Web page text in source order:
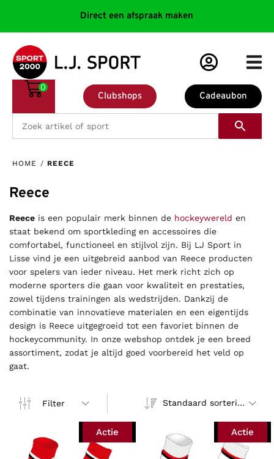
Direct een afspraak maken
Cadeaubon
Clubshops
0
HOME / REECE
Reece
Reece is een populair merk binnen de hockeywereld en
staat bekend om sportkleding en accessoires die
comfortabel, functioneel en stijlvol zijn. Bij LJ Sport in
Lisse vind je een uitgebreid aanbod van Reece producten
voor spelers van ieder niveau. Het merk richt zich op
moderne sporters die gaan voor kwaliteit en prestaties,
zowel tijdens trainingen als wedstrijden. Dankzij de
combinatie van innovatieve materialen en een eigentijds
design is Reece uitgegroeid tot een favoriet binnen de
hockeycommunity. In onze webshop ontdek je een breed
assortiment, zodat je altijd goed voorbereid het veld op
gaat.
Filter Standaard sortering
Actie Actie